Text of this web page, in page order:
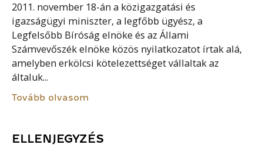
2011. november 18-án a közigazgatási és
igazságügyi miniszter, a legfőbb ügyész, a
Legfelsőbb Bíróság elnöke és az Állami
Számvevőszék elnöke közös nyilatkozatot írtak alá,
amelyben erkölcsi kötelezettséget vállaltak az
általuk...
Tovább olvasom
ELLENJEGYZÉS